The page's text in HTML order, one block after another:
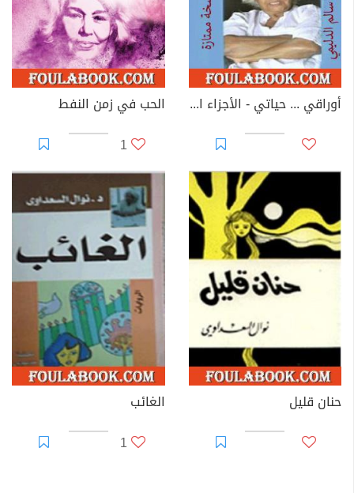
أوراقي ... حياتي - الأجزاء الثلاثة بكتاب واحد - نسخة سالم الدليمي
الحب في زمن النفط
1
حنان قليل
الغائب
1